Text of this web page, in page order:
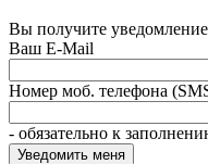
Вы получите
Ваш E-Mail
Номер моб. телефона
- обязательно к